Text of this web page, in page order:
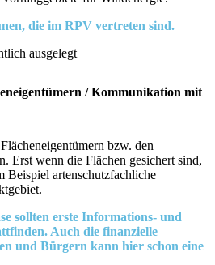
die im RPV vertreten sind.
ausgelegt
/ Kommunikation mit
bzw. den
Erst wenn die Flächen gesichert sind,
Beispiel artenschutzfachliche
sollten erste Informations- und
Auch die finanzielle
und Bürgern kann hier schon eine